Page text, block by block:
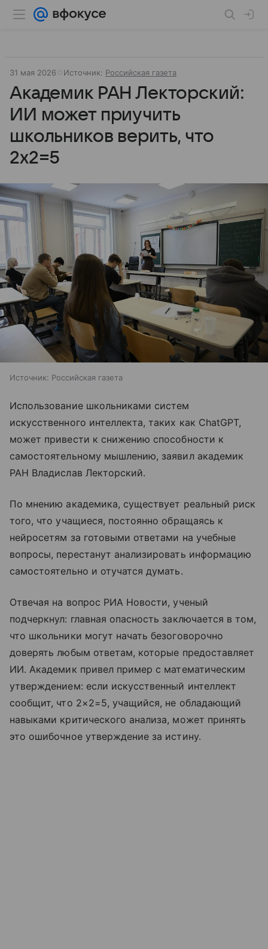
31 мая 2026 Источник: Российская газета
Академик РАН Лекторский:
ИИ может приучить
школьников верить, что
2х2=5
Источник: Российская газета
Использование школьниками систем
искусственного интеллекта, таких как ChatGPT,
может привести к снижению способности к
самостоятельному мышлению, заявил академик
РАН Владислав Лекторский.
По мнению академика, существует реальный риск
того, что учащиеся, постоянно обращаясь к
нейросетям за готовыми ответами на учебные
вопросы, перестанут анализировать информацию
самостоятельно и отучатся думать.
Отвечая на вопрос РИА Новости, ученый
подчеркнул: главная опасность заключается в том,
что школьники могут начать безоговорочно
доверять любым ответам, которые предоставляет
ИИ. Академик привел пример с математическим
утверждением: если искусственный интеллект
сообщит, что 2×2=5, учащийся, не обладающий
навыками критического анализа, может принять
это ошибочное утверждение за истину.